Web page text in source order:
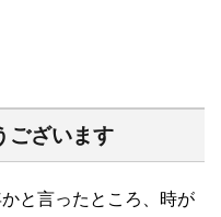
ございます
と言ったところ、時が